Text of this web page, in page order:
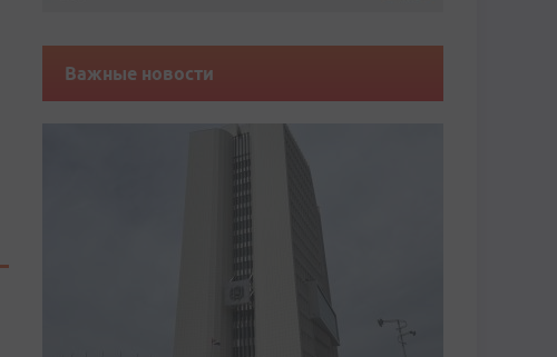
Важные новости